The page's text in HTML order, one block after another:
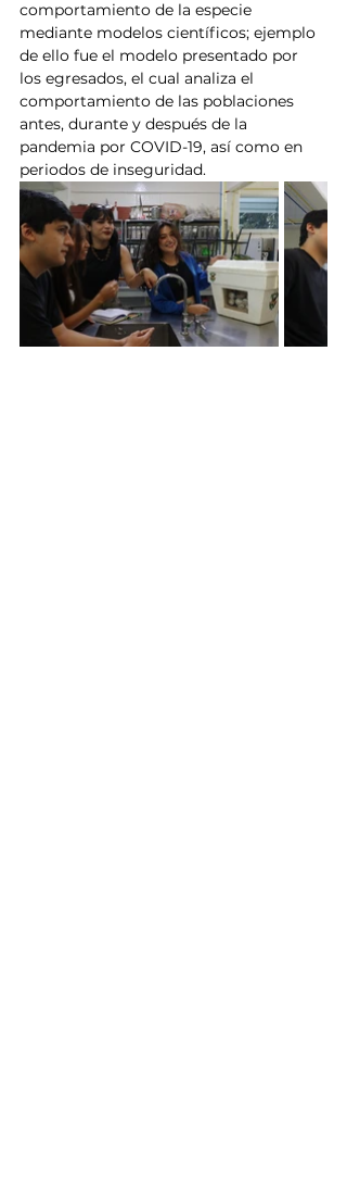
comportamiento de la especie
mediante modelos científicos; ejemplo
de ello fue el modelo presentado por
los egresados, el cual analiza el
comportamiento de las poblaciones
antes, durante y después de la
pandemia por COVID-19, así como en
periodos de inseguridad.